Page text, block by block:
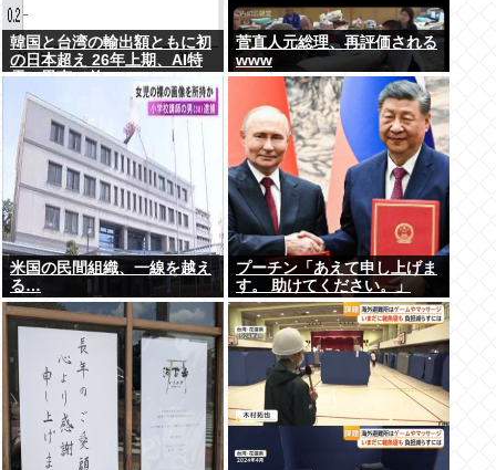
韓国と台湾の輸出額ともに初
の日本超え 26年上期、AI特
需の恩恵で差
菅直人元総理、再評価される
www
米国の民間組織、一線を越え
る…
プーチン「あえて申し上げま
す。 助けてください。」